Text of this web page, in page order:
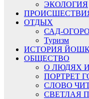
ЭКОЛОГИЯ
ОТДЫХ
САД-
Туризм
ИСТОРИЯ
ОБЩЕСТВО
О ЛЮДЯХ
ПОРТРЕТ
СЛОВО
СВЕТЛАЯ